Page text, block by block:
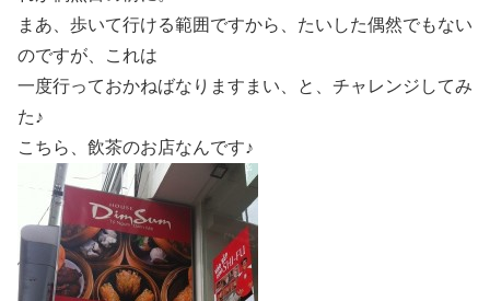
まあ、歩いて行ける範囲ですから、たいした偶然でもない
のですが、これは
一度行っておかねばなりますまい、と、チャレンジしてみ
た♪
こちら、飲茶のお店なんです♪